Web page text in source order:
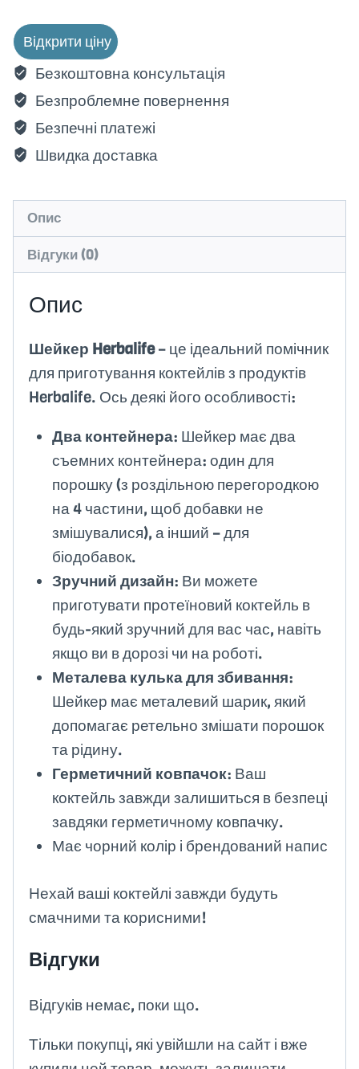
Відкрити ціну
Безкоштовна консультація
Безпроблемне повернення
Безпечні платежі
Швидка доставка
Опис
Відгуки (0)
Опис
Шейкер Herbalife– це ідеальний помічник
для приготування коктейлів з продуктів
Herbalife. Ось деякі його особливості:
Два контейнера: Шейкер має два
съемних контейнера: один для
порошку (з роздільною перегородкою
на 4 частини, щоб добавки не
змішувалися), а інший – для
біодобавок.
Зручний дизайн: Ви можете
приготувати протеїновий коктейль в
будь-який зручний для вас час, навіть
якщо ви в дорозі чи на роботі.
Металева кулька для збивання:
Шейкер має металевий шарик, який
допомагає ретельно змішати порошок
та рідину.
Герметичний ковпачок: Ваш
коктейль завжди залишиться в безпеці
завдяки герметичному ковпачку.
Має чорний колір і брендований напис
Нехай ваші коктейлі завжди будуть
смачними та корисними!
Відгуки
Відгуків немає, поки що.
Тільки покупці, які увійшли на сайт і вже